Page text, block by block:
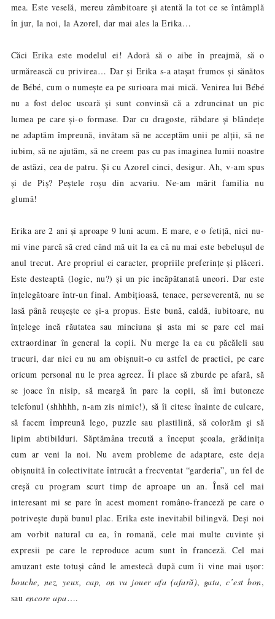
mea. Este veselă, mereu zâmbitoare și atentă la tot ce se întâmplă
în jur, la noi, la Azorel, dar mai ales la Erika…
Căci Erika este modelul ei! Adoră să o aibe în preajmă, să o
urmărească cu privirea… Dar și Erika s-a atașat frumos și sănătos
de Bébé, cum o numește ea pe surioara mai mică. Venirea lui Bébé
nu a fost deloc usoară și sunt convinsă că a zdruncinat un pic
lumea pe care și-o formase. Dar cu dragoste, răbdare și blândețe
ne adaptăm împreună, invătam să ne acceptăm unii pe alții, să ne
iubim, să ne ajutăm, să ne creem pas cu pas imaginea lumii noastre
de astăzi, cea de patru. Și cu Azorel cinci, desigur. Ah, v-am spus
și de Piș? Peștele roșu din acvariu. Ne-am mărit familia nu
glumă!
Erika are 2 ani și aproape 9 luni acum. E mare, e o fetiță, nici nu-
mi vine parcă să cred când mă uit la ea că nu mai este bebelușul de
anul trecut. Are propriul ei caracter, propriile preferințe și plăceri.
Este desteaptă (logic, nu?) și un pic incăpătanată uneori. Dar este
înțelegătoare într-un final. Ambițioasă, tenace, perseverentă, nu se
lasă până reușește ce și-a propus. Este bună, caldă, iubitoare, nu
înțelege incă răutatea sau minciuna și asta mi se pare cel mai
extraordinar în general la copii. Nu merge la ea cu păcăleli sau
trucuri, dar nici eu nu am obișnuit-o cu astfel de practici, pe care
oricum personal nu le prea agreez. Îi place să zburde pe afară, să
se joace în nisip, să meargă în parc la copii, să îmi butoneze
telefonul (shhhhh, n-am zis nimic!), să îi citesc înainte de culcare,
să facem împreună lego, puzzle sau plastilină, să colorăm și să
lipim abtibilduri. Săptămâna trecută a început școala, grădinița
cum ar veni la noi. Nu avem probleme de adaptare, este deja
obișnuită în colectivitate întrucât a frecventat “garderia”, un fel de
creșă cu program scurt timp de aproape un an. Însă cel mai
interesant mi se pare în acest moment româno-franceză pe care o
potrivește după bunul plac. Erika este inevitabil bilingvă. Deși noi
am vorbit natural cu ea, în romană, cele mai multe cuvinte și
expresii pe care le reproduce acum sunt în franceză. Cel mai
amuzant este totuși când le amestecă după cum îi vine mai ușor:
bouche, nez, yeux, cap, on va jouer afa (afară), gata, c’est bon,
sau encore apa….